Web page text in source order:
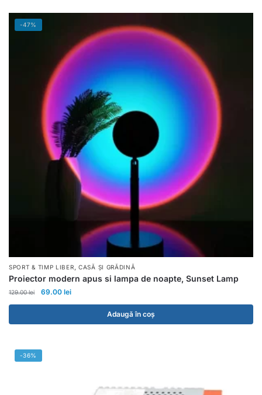
-47%
SPORT & TIMP LIBER,CASĂ ȘI GRĂDINĂ
Proiector modern apus si lampa de noapte, Sunset Lamp
129.00lei 69.00 lei
Adaugă în coș
-36%